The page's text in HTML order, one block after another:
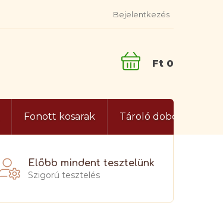
Bejelentkezés
KOSÁR
Fonott kosarak Tároló dobozok és
Előbb mindent tesztelünk
Szigorú tesztelés